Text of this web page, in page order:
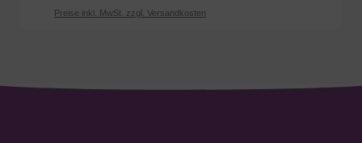
Preise inkl. MwSt. zzgl. Versandkosten